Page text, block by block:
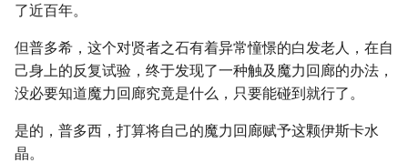
了近百年。
但普多希，这个对贤者之石有着异常憧憬的白发老人，在自
己身上的反复试验，终于发现了一种触及魔力回廊的办法，
没必要知道魔力回廊究竟是什么，只要能碰到就行了。
是的，普多西，打算将自己的魔力回廊赋予这颗伊斯卡水
晶。